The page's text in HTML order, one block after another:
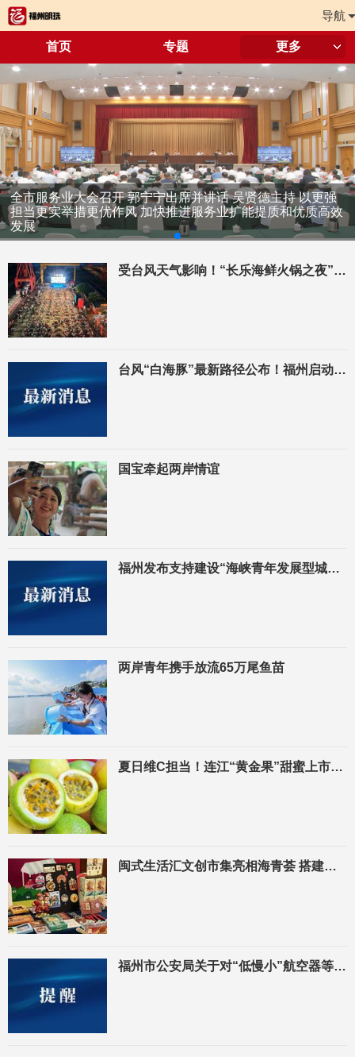
导航
首页 专题 更多
全市服务业大会召开 郭宁宁出席并讲话 吴贤德主持 以更强
担当更实举措更优作风 加快推进服务业扩能提质和优质高效
发展
受台风天气影响！“长乐海鲜火锅之夜”活动延期举办
台风“白海豚”最新路径公布！福州启动防台风Ⅳ级应急响应
国宝牵起两岸情谊
福州发布支持建设“海峡青年发展型城市”第三批措施
两岸青年携手放流65万尾鱼苗
夏日维C担当！连江“黄金果”甜蜜上市，你尝鲜了吗？
闽式生活汇文创市集亮相海青荟 搭建两岸青年文化对话新平台
福州市公安局关于对“低慢小”航空器等飞行活动采取临时性行政措施的通告